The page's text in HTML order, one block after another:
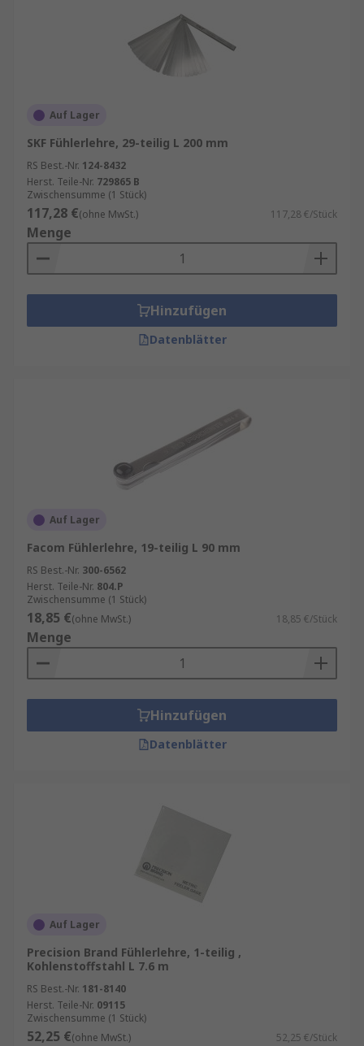
Auf Lager
SKF Fühlerlehre, 29-teilig L 200 mm
RS Best.-Nr. 124-8432
Herst. Teile-Nr. 729865 B
Zwischensumme (1 Stück)
117,28 €(ohne MwSt.) 117,28 €/Stück
Menge
Hinzufügen
Datenblätter
Auf Lager
Facom Fühlerlehre, 19-teilig L 90 mm
RS Best.-Nr. 300-6562
Herst. Teile-Nr. 804.P
Zwischensumme (1 Stück)
18,85 €(ohne MwSt.) 18,85 €/Stück
Menge
Hinzufügen
Datenblätter
Auf Lager
Precision Brand Fühlerlehre, 1-teilig ,
Kohlenstoffstahl L 7.6 m
RS Best.-Nr. 181-8140
Herst. Teile-Nr. 09115
Zwischensumme (1 Stück)
52,25 €(ohne MwSt.) 52,25 €/Stück